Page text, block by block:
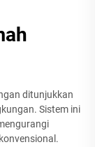
ditunjukkan
Sistem ini